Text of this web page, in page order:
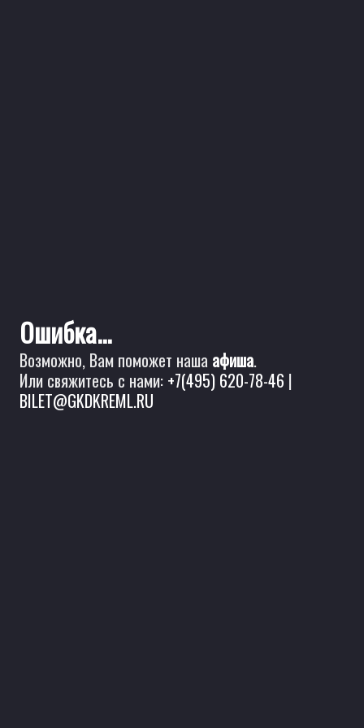
Ошибка...
Возможно, Вам поможет наша афиша.
Или свяжитесь с нами: +7(495) 620-78-46 |
BILET@GKDKREML.RU